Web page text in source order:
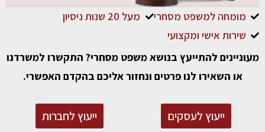
מומחה למשפט מסחרי
מעל 20 שנות ניסיון
שירות אישי ומקצועי
מעוניינים להתייעץ בנושא משפט מסחרי? התקשרו למשרדנו
או השאירו לנו פרטים ונחזור אליכם בהקדם האפשרי.
ייעוץ לעסקים ייעוץ לחברות